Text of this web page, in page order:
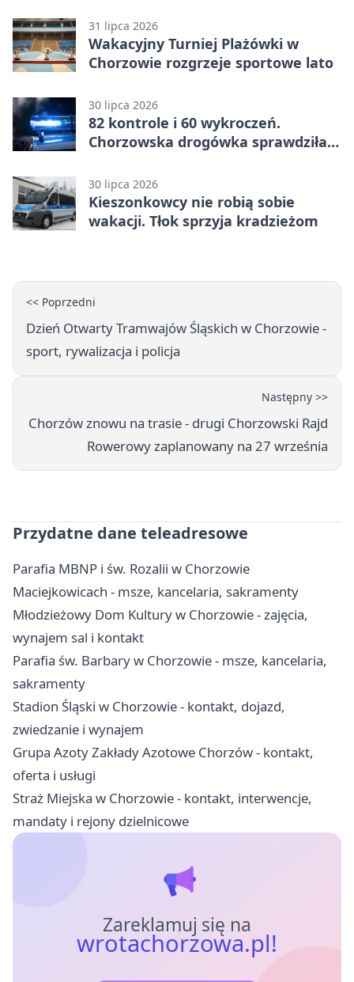
31 lipca 2026
Wakacyjny Turniej Plażówki w
Chorzowie rozgrzeje sportowe lato
30 lipca 2026
82 kontrole i 60 wykroczeń.
Chorzowska drogówka sprawdziła
30 lipca 2026
Kieszonkowcy nie robią sobie
wakacji. Tłok sprzyja kradzieżom
<< Poprzedni
Dzień Otwarty Tramwajów Śląskich w Chorzowie -
sport, rywalizacja i policja
Następny >>
Chorzów znowu na trasie - drugi Chorzowski Rajd
Rowerowy zaplanowany na 27 września
Przydatne dane teleadresowe
Parafia MBNP i św. Rozalii w Chorzowie
Maciejkowicach - msze, kancelaria, sakramenty
Młodzieżowy Dom Kultury w Chorzowie - zajęcia,
wynajem sal i kontakt
Parafia św. Barbary w Chorzowie - msze, kancelaria,
sakramenty
Stadion Śląski w Chorzowie - kontakt, dojazd,
zwiedzanie i wynajem
Grupa Azoty Zakłady Azotowe Chorzów - kontakt,
oferta i usługi
Straż Miejska w Chorzowie - kontakt, interwencje,
mandaty i rejony dzielnicowe
Zareklamuj się na
wrotachorzowa.pl!